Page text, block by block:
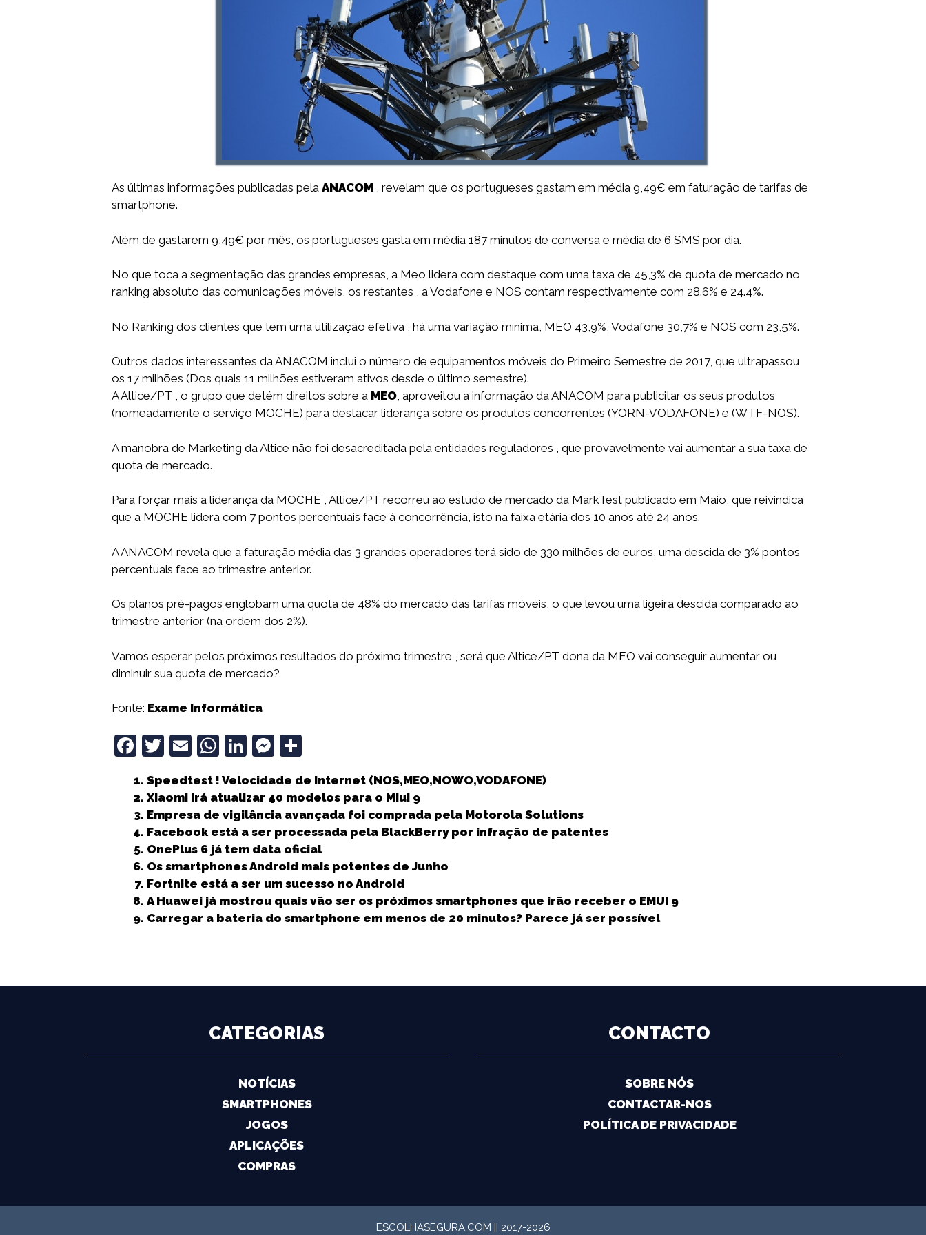
As últimas informações publicadas pela ANACOM , revelam que os portugueses gastam em média 9,49€ em faturação de tarifas de
smartphone.
Além de gastarem 9,49€ por mês, os portugueses gasta em média 187 minutos de conversa e média de 6 SMS por dia.
No que toca a segmentação das grandes empresas, a Meo lidera com destaque com uma taxa de 45,3% de quota de mercado no
ranking absoluto das comunicações móveis, os restantes , a Vodafone e NOS contam respectivamente com 28.6% e 24.4%.
No Ranking dos clientes que tem uma utilização efetiva , há uma variação mínima, MEO 43,9%, Vodafone 30,7% e NOS com 23,5%.
Outros dados interessantes da ANACOM inclui o número de equipamentos móveis do Primeiro Semestre de 2017, que ultrapassou
os 17 milhões (Dos quais 11 milhões estiveram ativos desde o último semestre).
A Altice/PT , o grupo que detém direitos sobre a MEO, aproveitou a informação da ANACOM para publicitar os seus produtos
(nomeadamente o serviço MOCHE) para destacar liderança sobre os produtos concorrentes (YORN-VODAFONE) e (WTF-NOS).
A manobra de Marketing da Altice não foi desacreditada pela entidades reguladores , que provavelmente vai aumentar a sua taxa de
quota de mercado.
Para forçar mais a liderança da MOCHE , Altice/PT recorreu ao estudo de mercado da MarkTest publicado em Maio, que reivindica
que a MOCHE lidera com 7 pontos percentuais face à concorrência, isto na faixa etária dos 10 anos até 24 anos.
A ANACOM revela que a faturação média das 3 grandes operadores terá sido de 330 milhões de euros, uma descida de 3% pontos
percentuais face ao trimestre anterior.
Os planos pré-pagos englobam uma quota de 48% do mercado das tarifas móveis, o que levou uma ligeira descida comparado ao
trimestre anterior (na ordem dos 2%).
Vamos esperar pelos próximos resultados do próximo trimestre , será que Altice/PT dona da MEO vai conseguir aumentar ou
diminuir sua quota de mercado?
Fonte: Exame Informática
F
c
e
b
o
o
k
T
it
t
e
r
E
ai
l
W
a
ts
A
p
p
Li
k
e
dI
n
M
ss
e
n
g
e
r
a
r
e
Speedtest ! Velocidade de Internet (NOS,MEO,NOWO,VODAFONE)
Xiaomi irá atualizar 40 modelos para o Miui 9
Empresa de vigilância avançada foi comprada pela Motorola Solutions
Facebook está a ser processada pela BlackBerry por infração de patentes
OnePlus 6 já tem data oficial
Os smartphones Android mais potentes de Junho
Fortnite está a ser um sucesso no Android
A Huawei já mostrou quais vão ser os próximos smartphones que irão receber o EMUI 9
Carregar a bateria do smartphone em menos de 20 minutos? Parece já ser possível
CATEGORIAS
NOTÍCIAS
SMARTPHONES
JOGOS
APLICAÇÕES
COMPRAS
CONTACTO
SOBRE NÓS
CONTACTAR-NOS
POLÍTICA DE PRIVACIDADE
ESCOLHASEGURA.COM || 2017-2026